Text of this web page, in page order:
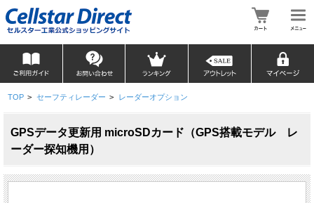
TOP > セーフティレーダー > レーダーオプション
GPSデータ更新用 microSDカード（GPS搭載モデル レ
ーダー探知機用）